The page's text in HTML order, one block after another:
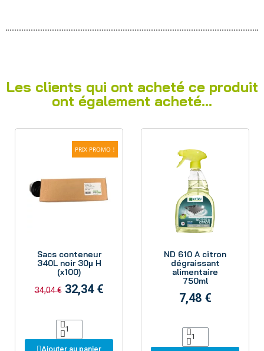
Les clients qui ont acheté ce produit
ont également acheté...
PRIX PROMO !
Sacs conteneur
340L noir 30µ H
(x100)
34,04 € 32,34 €
Ajouter au panier
ND 610 A citron
dégraissant
alimentaire
750ml
7,48 €